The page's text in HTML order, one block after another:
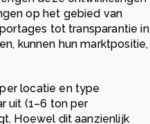
op het gebied van
tot transparantie in
kunnen hun marktpositie,
locatie en type
uit (1–6 ton per
Hoewel dit aanzienlijk